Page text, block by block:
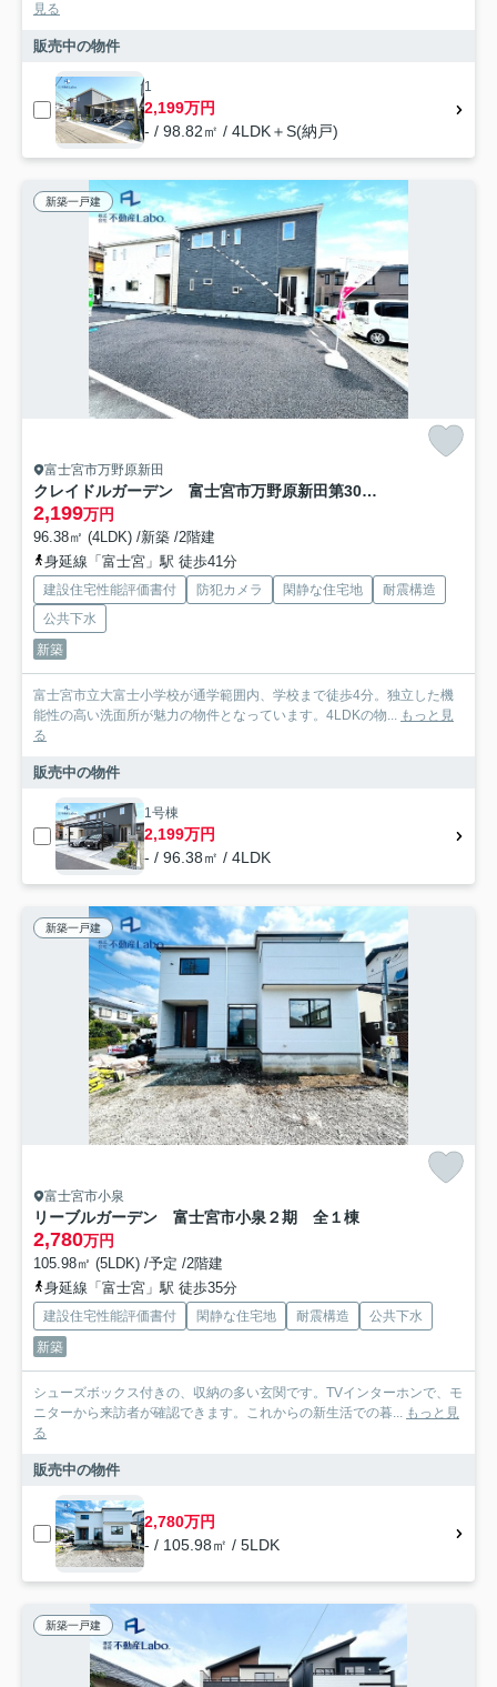
見る
販売中の物件
1
2,199万円
- / 98.82㎡ / 4LDK＋S(納戸)
新築一戸建
富士宮市万野原新田
クレイドルガーデン 富士宮市万野原新田第30 全2棟
2,199万円
96.38㎡ (4LDK) /新築 /2階建
身延線「富士宮」駅 徒歩41分
建設住宅性能評価書付 防犯カメラ 閑静な住宅地
耐震構造
公共下水
新築
富士宮市立大富士小学校が通学範囲内、学校まで徒歩4分。独立した機
能性の高い洗面所が魅力の物件となっています。4LDKの物... もっと見
る
販売中の物件
1号棟
2,199万円
- / 96.38㎡ / 4LDK
新築一戸建
富士宮市小泉
リーブルガーデン 富士宮市小泉２期 全１棟
2,780万円
105.98㎡ (5LDK) /予定 /2階建
身延線「富士宮」駅 徒歩35分
建設住宅性能評価書付 閑静な住宅地 耐震構造
公共下水
新築
シューズボックス付きの、収納の多い玄関です。TVインターホンで、モ
ニターから来訪者が確認できます。これからの新生活での暮... もっと見
る
販売中の物件
2,780万円
- / 105.98㎡ / 5LDK
新築一戸建